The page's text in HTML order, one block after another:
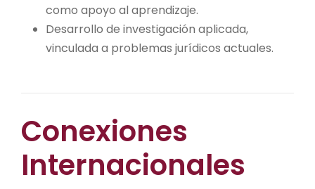
como apoyo al aprendizaje.
Desarrollo de investigación aplicada,
vinculada a problemas jurídicos actuales.
Conexiones
Internacionales